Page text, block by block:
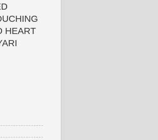
HEART